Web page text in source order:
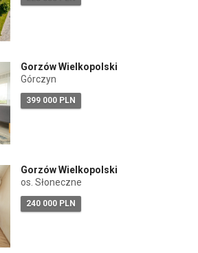
Gorzów Wielkopolski
Górczyn
399 000 PLN
Gorzów Wielkopolski
os. Słoneczne
240 000 PLN